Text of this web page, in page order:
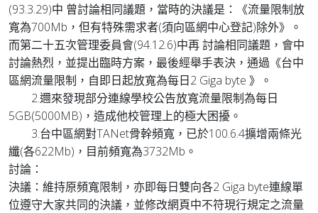
(93.3.29)中 曾討論相同議題，當時的決議是：《流量限制放
寬為700Mb，但有特殊需求者(須向區網中心登記)除外》。
而第二十五次管理委員會(94.12.6)中再 討論相同議題，會中
討論熱烈，並提出臨時方案，最後經舉手表決，通過《台中
區網流量限制，自即日起放寬為每日2 Giga byte 》。
2.邇來發現部分連線學校公告放寬流量限制為每日
5GB(5000MB)，造成他校管理上的極大困擾。
3.台中區網對TANet骨幹頻寬，已於100.6.4擴增兩條光
纖(各622Mb)，目前頻寬為3732Mb。
討論：
決議：維持原頻寬限制，亦即每日雙向各2 Giga byte連線單
位遵守大家共同的決議，並修改網頁中不符現行規定之流量